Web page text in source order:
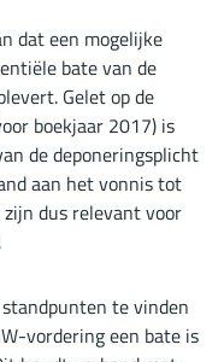
dat een mogelijke
bate van de
Gelet op de
boekjaar 2017) is
de deponeringsplicht
aan het vonnis tot
dus relevant voor
te vinden
vordering een bate is